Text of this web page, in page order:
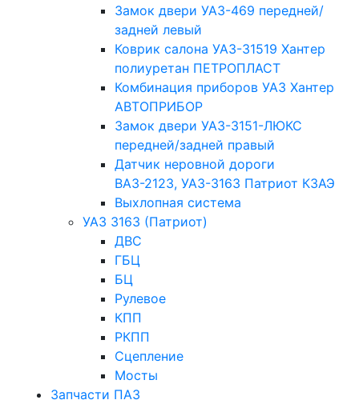
Замок двери УАЗ-469 передней/
задней левый
Коврик салона УАЗ-31519 Хантер
полиуретан ПЕТРОПЛАСТ
Комбинация приборов УАЗ Хантер
АВТОПРИБОР
Замок двери УАЗ-3151-ЛЮКС
передней/задней правый
Датчик неровной дороги
ВАЗ-2123, УАЗ-3163 Патриот КЗАЭ
Выхлопная система
УАЗ 3163 (Патриот)
ДВС
ГБЦ
БЦ
Рулевое
КПП
РКПП
Сцепление
Мосты
Запчасти ПАЗ